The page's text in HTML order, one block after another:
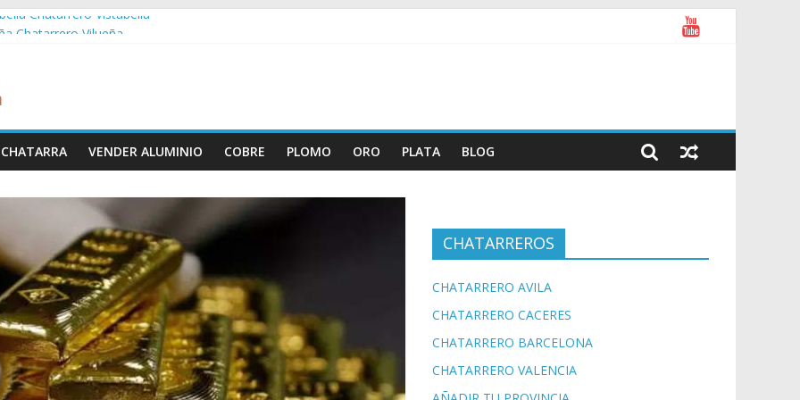
Chatarrero Vistabella
Chatarrero Zaragoza
Zaida
VENDER ALUMINIO COBRE PLOMO ORO PLATA BLOG
CHATARREROS
CHATARRERO AVILA
CHATARRERO CACERES
CHATARRERO BARCELONA
CHATARRERO VALENCIA